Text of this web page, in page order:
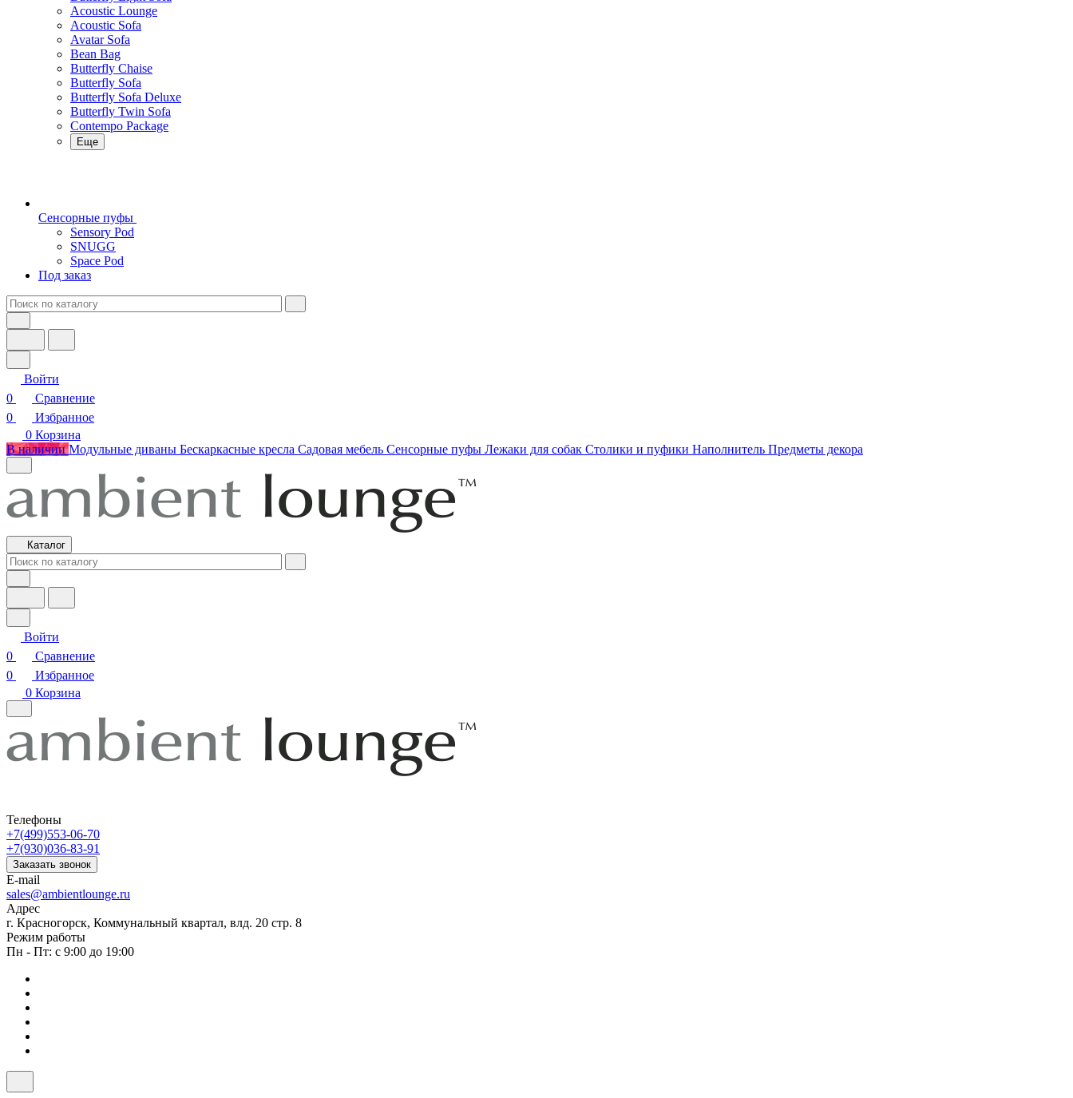
Acoustic Lounge
Acoustic Sofa
Avatar Sofa
Bean Bag
Butterfly Chaise
Butterfly Sofa
Butterfly Sofa Deluxe
Butterfly Twin Sofa
Contempo Package
Еще
Сенсорные пуфы
Sensory Pod
SNUGG
Space Pod
Под заказ
Войти
0
Сравнение
0
Избранное
0 Корзина
В наличии Модульные диваны Бескаркасные кресла Садовая мебель Сенсорные пуфы Лежаки для собак Столики и пуфики Наполнитель Предметы декора
Каталог
Войти
0
Сравнение
0
Избранное
0 Корзина
Телефоны
+7(499)553-06-70
+7(930)036-83-91
Заказать звонок
E-mail
sales@ambientlounge.ru
Адрес
г. Красногорск, Коммунальный квартал, влд. 20 стр. 8
Режим работы
Пн - Пт: с 9:00 до 19:00